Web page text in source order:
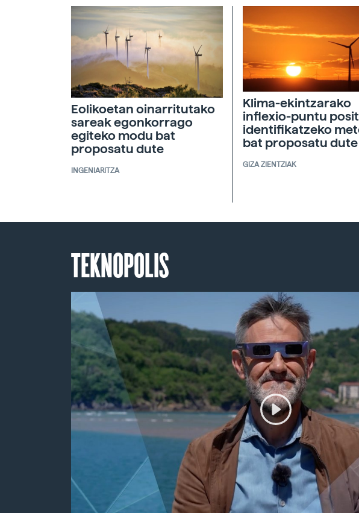
Eolikoetan oinarritutako
sareak egonkorrago
egiteko modu bat
proposatu dute
INGENIARITZA
Klima-ekintzarako
inflexio-puntu
identifikatzeko
bat proposatu dute
GIZA ZIENTZIAK
TEKNOPOLIS